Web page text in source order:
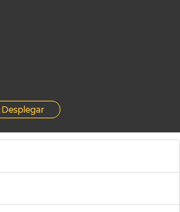
Desplegar